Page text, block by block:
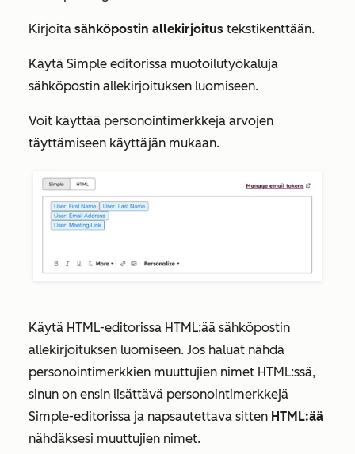
Kirjoita sähköpostin allekirjoitus tekstikenttään.
Käytä Simple editorissa muotoilutyökaluja
sähköpostin allekirjoituksen luomiseen.
Voit käyttää personointimerkkejä arvojen
täyttämiseen käyttäjän mukaan.
Käytä HTML-editorissa HTML:ää sähköpostin
allekirjoituksen luomiseen. Jos haluat nähdä
personointimerkkien muuttujien nimet HTML:ssä,
sinun on ensin lisättävä personointimerkkejä
Simple-editorissa ja napsautettava sitten HTML:ää
nähdäksesi muuttujien nimet.